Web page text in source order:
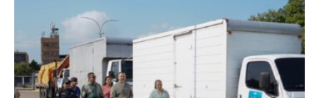
riesgo
de
propagación
de
Hantavirus